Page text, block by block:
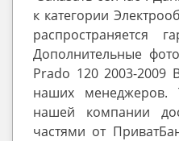
к категории
распространяется
Дополнительные
Prado 120 2003-2009
наших менеджеров.
нашей компании
частями от